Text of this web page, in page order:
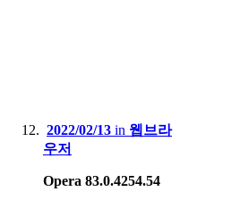
2022/02/13 in 웹브라
우저
Opera 83.0.4254.54